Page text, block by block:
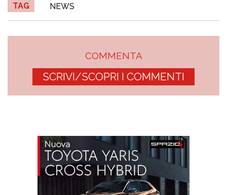
TAG NEWS
COMMENTA
SCRIVI/SCOPRI I COMMENTI